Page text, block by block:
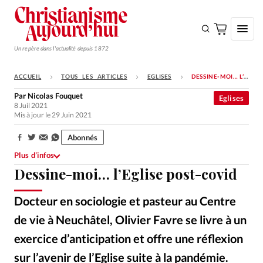
Un repère dans l'actualité depuis 1872
S'ABONNER
Monde
Opinions
Tous les articles
Faire un don
Emploi
Se connecter
ACCUEIL TOUS LES ARTICLES EGLISES DESSINE-MOI… L’EGLISE POST-COVID
Dessine-moi… l’Eglise post-covid
Docteur en sociologie et pasteur au Centre
de vie à Neuchâtel, Olivier Favre se livre à un
exercice d’anticipation et offre une réflexion
sur l’avenir de l’Eglise suite à la pandémie.
Eglises
Par Nicolas Fouquet
8 Juil 2021
Mis à jour le 29 Juin 2021
Partager:
Abonnés
Plus d’infos